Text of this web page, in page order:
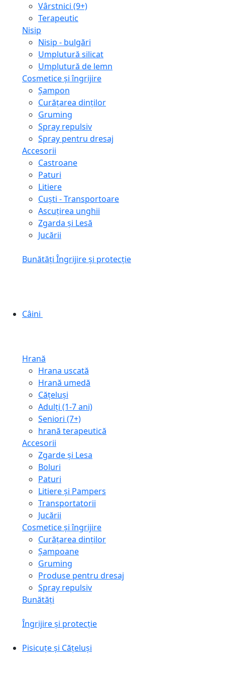
Vârstnici (9+)
Terapeutic
Nisip
Nisip - bulgări
Umplutură silicat
Umplutură de lemn
Cosmetice și îngrijire
Șampon
Curățarea dinților
Gruming
Spray repulsiv
Spray pentru dresaj
Accesorii
Castroane
Paturi
Litiere
Сuști - Transportoare
Ascuţirea unghii
Zgarda și Lesă
Jucării
Bunătăți Îngrijire și protecție
Câini
Hrană
Hrana uscată
Hrană umedă
Cățeluși
Adulți (1-7 ani)
Seniori (7+)
hrană terapeutică
Accesorii
Zgarde și Lesa
Boluri
Paturi
Litiere și Pampers
Transportatorii
Jucării
Cosmetice și îngrijire
Curățarea dinților
Șampoane
Gruming
Produse pentru dresaj
Spray repulsiv
Bunătăți
Îngrijire și protecție
Pisicuțe și Cățeluși